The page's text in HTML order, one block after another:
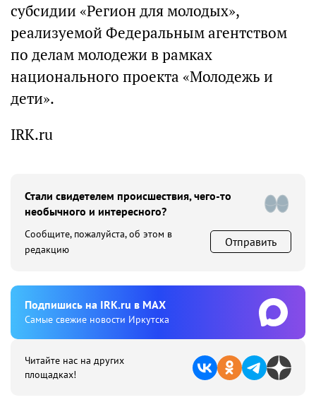
субсидии «Регион для молодых»,
реализуемой Федеральным агентством
по делам молодежи в рамках
национального проекта «Молодежь и
дети».
IRK.ru
Стали свидетелем происшествия, чего-то
необычного и интересного?
Сообщите, пожалуйста, об этом в
редакцию
Отправить
Подпишиcь на IRK.ru в MAX
Cамые свежие новости Иркутска
Читайте нас на других
площадках!